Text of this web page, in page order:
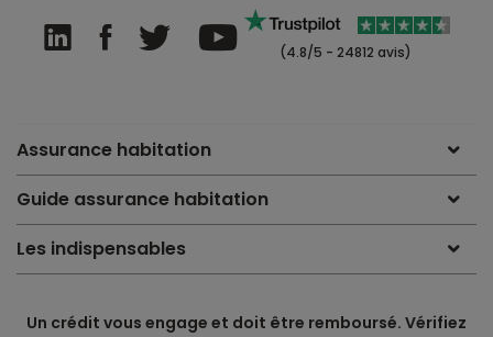
(4.8/5 - 24812 avis)
Assurance habitation
Guide assurance habitation
Les indispensables
Un crédit vous engage et doit être remboursé. Vérifiez